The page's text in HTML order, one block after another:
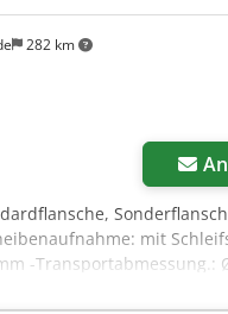
282 km
mit
-Transportabmessung.: